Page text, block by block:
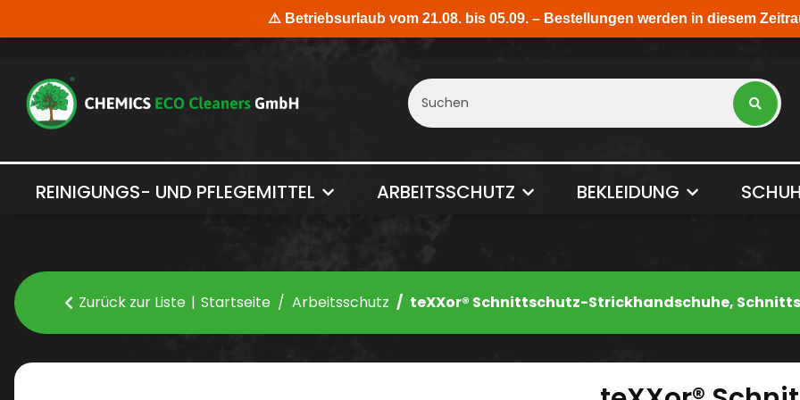
REINIGUNGS- UND PFLEGEMITTEL ARBEITSSCHUTZ BEKLEIDUNG
Zurück zur Liste Startseite Arbeitsschutz teXXor® Schnittschutz-Strickhandschuhe,